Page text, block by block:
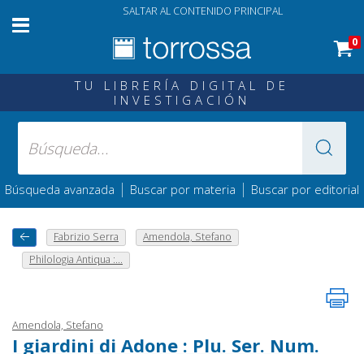
SALTAR AL CONTENIDO PRINCIPAL
0
TU LIBRERÍA DIGITAL DE
INVESTIGACIÓN
Búsqueda avanzada | Buscar por materia | Buscar por editorial
Fabrizio Serra
Amendola, Stefano
Philologia Antiqua :...
Amendola, Stefano
I giardini di Adone : Plu. Ser. Num.